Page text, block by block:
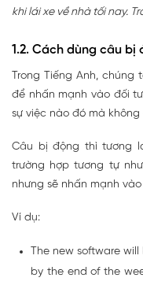
khi lái xe về nhà tối nay.
1.2. Cách dùng câu
Trong Tiếng Anh, chúng
để nhấn mạnh vào đối
sự việc nào đó mà
Câu bị động thì tương
trường hợp tương tự
nhưng sẽ nhấn mạnh
Ví dụ:
The new software
by the end of the